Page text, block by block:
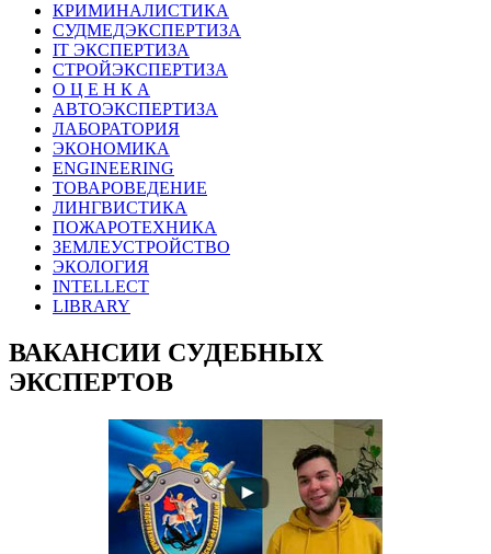
КРИМИНАЛИСТИКА
СУДМЕДЭКСПЕРТИЗА
IT ЭКСПЕРТИЗА
СТРОЙЭКСПЕРТИЗА
О Ц Е Н К А
АВТОЭКСПЕРТИЗА
ЛАБОРАТОРИЯ
ЭКОНОМИКА
ENGINEERING
ТОВАРОВЕДЕНИЕ
ЛИНГВИСТИКА
ПОЖАРОТЕХНИКА
ЗЕМЛЕУСТРОЙСТВО
ЭКОЛОГИЯ
INTELLECT
LIBRARY
ВАКАНСИИ СУДЕБНЫХ
ЭКСПЕРТОВ